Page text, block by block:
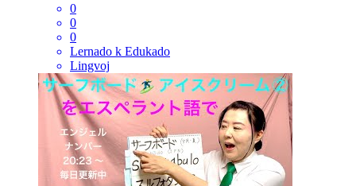
0
0
0
Lernado k Edukado
Lingvoj